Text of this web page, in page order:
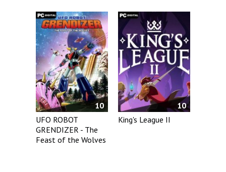
10
UFO ROBOT
GRENDIZER - The
Feast of the Wolves
10
King's League II